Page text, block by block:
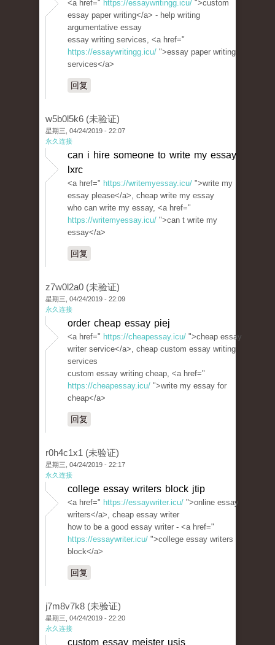
<a href=" https://essaywritingg.icu/ ">custom
essay paper writing</a> - help writing
argumentative essay
essay writing services, <a href="
https://essaywritingg.icu/ ">essay paper writing
services</a>
回复
w5b0l5k6 (未验证)
星期三, 04/24/2019 - 22:07
永久连接
can i hire someone to write my essay
lxrc
<a href=" https://writemyessay.icu/ ">write my
essay please</a>, cheap write my essay
who can write my essay, <a href="
https://writemyessay.icu/ ">can t write my
essay</a>
回复
z7w0l2a0 (未验证)
星期三, 04/24/2019 - 22:09
永久连接
order cheap essay piej
<a href=" https://cheapessay.icu/ ">cheap essay
writer service</a>, cheap custom essay writing
services
custom essay writing cheap, <a href="
https://cheapessay.icu/ ">write my essay for
cheap</a>
回复
r0h4c1x1 (未验证)
星期三, 04/24/2019 - 22:17
永久连接
college essay writers block jtip
<a href=" https://essaywriter.icu/ ">online essay
writers</a>, cheap essay writer
how to be a good essay writer - <a href="
https://essaywriter.icu/ ">college essay writers
block</a>
回复
j7m8v7k8 (未验证)
星期三, 04/24/2019 - 22:20
永久连接
custom essay meister usjs